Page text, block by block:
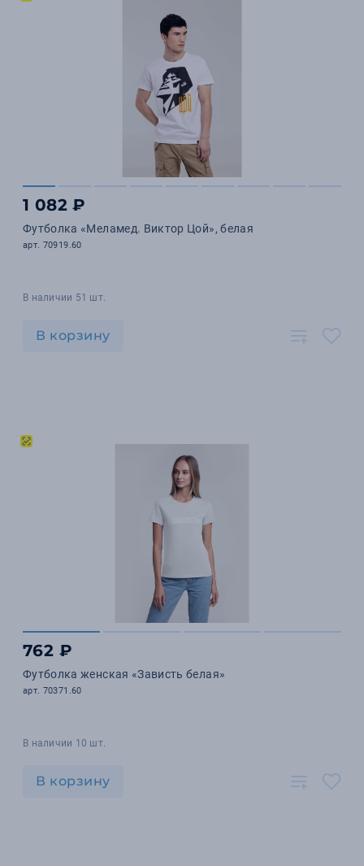
1 082 ₽
Футболка «Меламед. Виктор Цой», белая
арт. 70919.60
В наличии 51 шт.
В корзину
762 ₽
Футболка женская «Зависть белая»
арт. 70371.60
В наличии 10 шт.
В корзину